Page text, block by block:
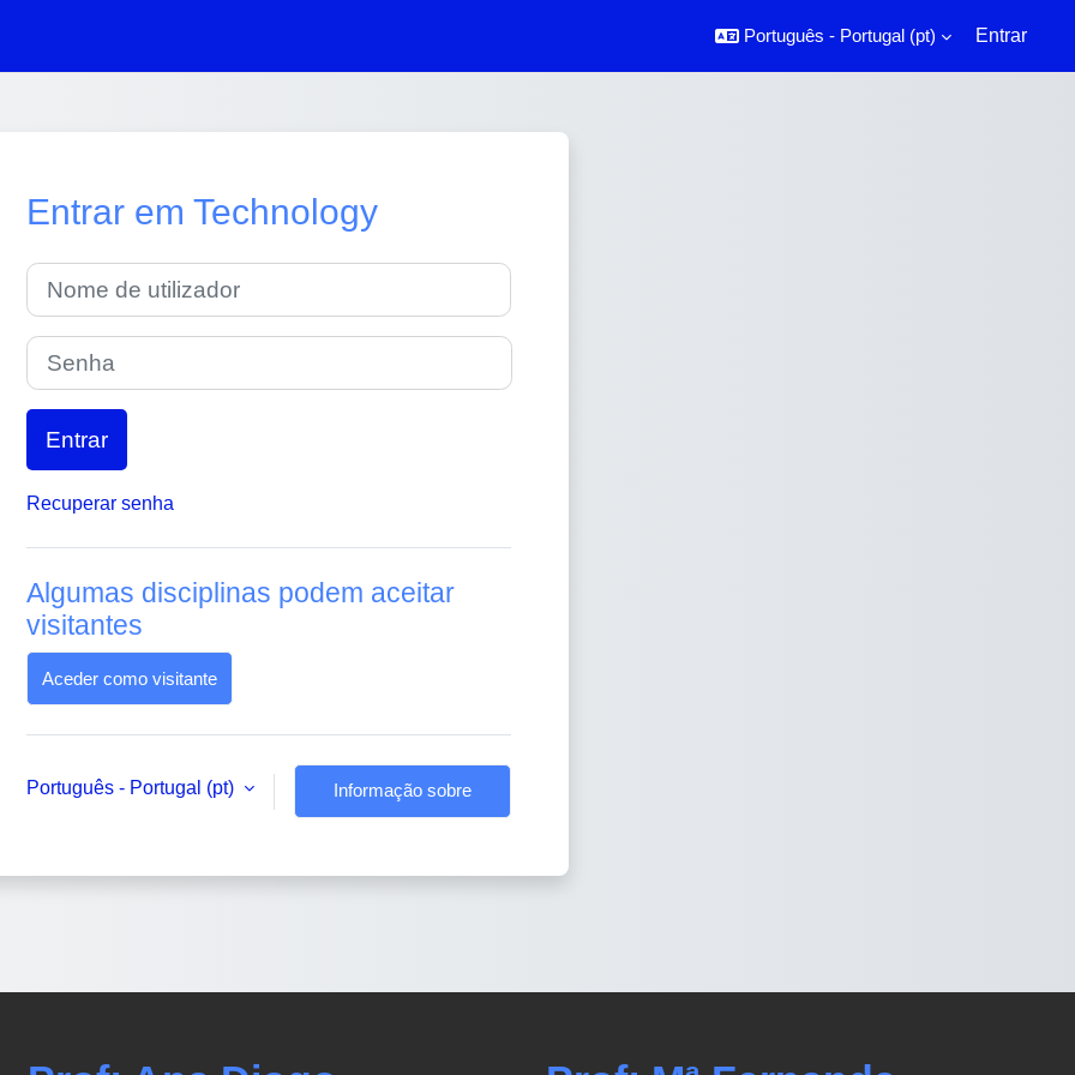
Português - Portugal ‎(pt)‎ Entrar
Entrar em Technology
Nome de utilizador
Senha
Entrar
Recuperar senha
Algumas disciplinas podem aceitar
visitantes
Aceder como visitante
Português - Portugal ‎(pt)‎
Informação sobre